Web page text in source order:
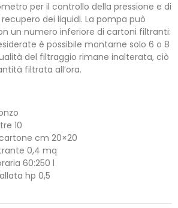
per il controllo della pressione e di
dei liquidi. La pompa può
un numero inferiore di cartoni filtranti:
è possibile montarne solo 6 o 8
del filtraggio rimane inalterata, ciò
filtrata all’ora.
10
cm 20×20
0,4 mq
60:250 l
hp 0,5